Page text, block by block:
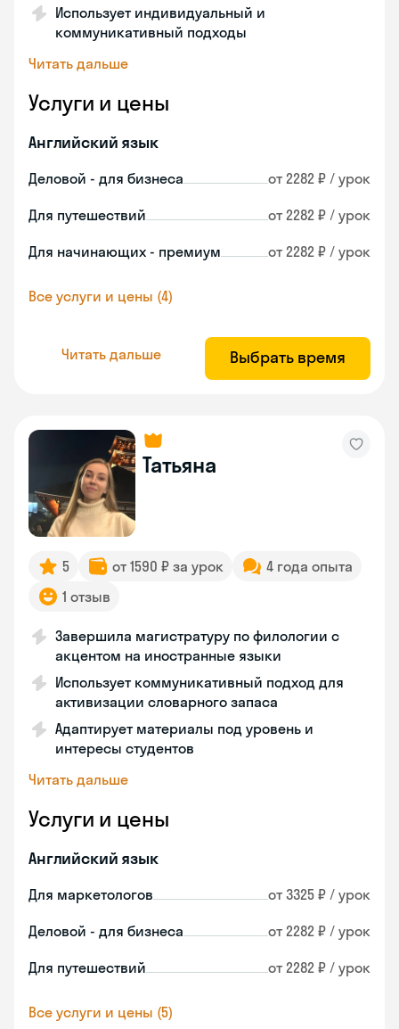
Использует индивидуальный и
коммуникативный подходы
Читать дальше
Услуги и цены
Английский язык
Деловой - для бизнеса от 2282 ₽ / урок
Для путешествий от 2282 ₽ / урок
Для начинающих - премиум от 2282 ₽ / урок
Все услуги и цены (4)
Читать дальше Выбрать время
Татьяна
5 от 1590 ₽ за урок
4 года опыта
1 отзыв
Завершила магистратуру по филологии с
акцентом на иностранные языки
Использует коммуникативный подход для
активизации словарного запаса
Адаптирует материалы под уровень и
интересы студентов
Читать дальше
Услуги и цены
Английский язык
Для маркетологов от 3325 ₽ / урок
Деловой - для бизнеса от 2282 ₽ / урок
Для путешествий от 2282 ₽ / урок
Все услуги и цены (5)